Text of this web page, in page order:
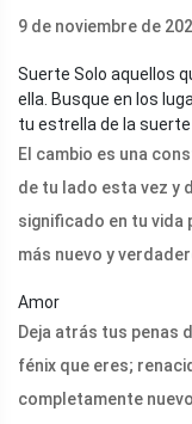
9 de noviembre de
Suerte Solo aquellos
ella. Busque en los
tu estrella de la
El cambio es una
de tu lado esta vez y
significado en tu vida
más nuevo y
Amor
Deja atrás tus penas
fénix que eres;
completamente